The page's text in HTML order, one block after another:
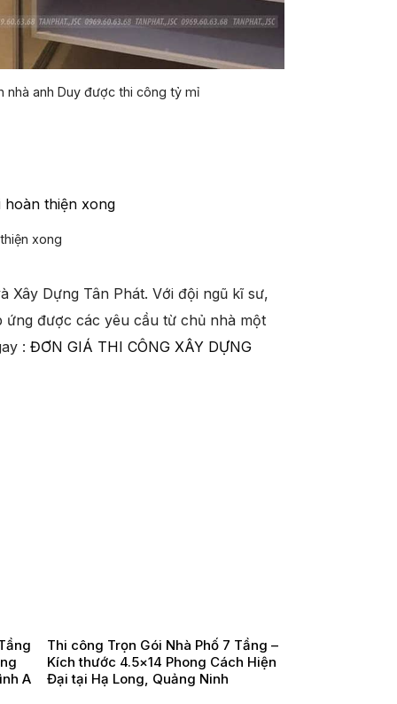
nhà anh Duy được thi công tỷ mỉ
xong
Xây Dựng Tân Phát. Với đội ngũ kĩ sư,
được các yêu cầu từ chủ nhà một
: ĐƠN GIÁ THI CÔNG XÂY DỰNG
A
Thi công Trọn Gói Nhà Phố 7 Tầng –
Kích thước 4.5×14 Phong Cách Hiện
Đại tại Hạ Long, Quảng Ninh